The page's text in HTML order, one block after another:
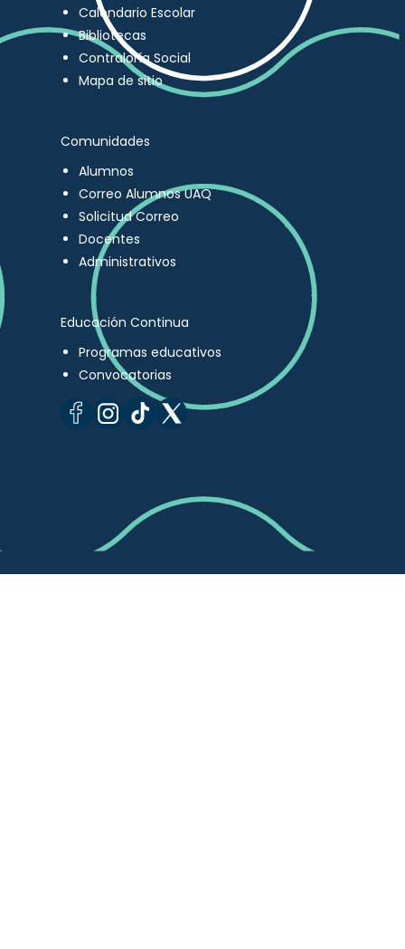
Calendario Escolar
Bibliotecas
Contraloría Social
Mapa de sitio
Comunidades
Alumnos
Correo Alumnos UAQ
Solicitud Correo
Docentes
Administrativos
Educación Continua
Programas educativos
Convocatorias